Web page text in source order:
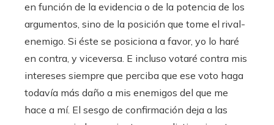
en función de la evidencia o de la potencia de los
argumentos, sino de la posición que tome el rival-
enemigo. Si éste se posiciona a favor, yo lo haré
en contra, y viceversa. E incluso votaré contra mis
intereses siempre que perciba que ese voto haga
todavía más daño a mis enemigos del que me
hace a mí. El sesgo de confirmación deja a las